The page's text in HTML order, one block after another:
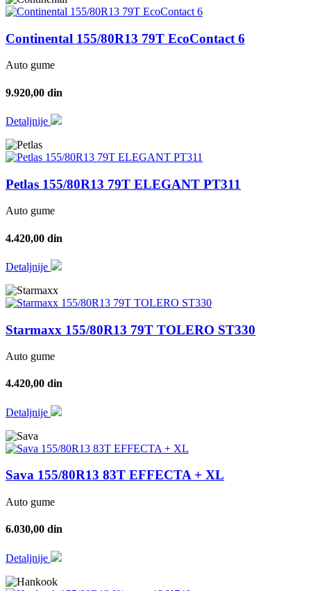
Continental 155/80R13 79T EcoContact 6
Auto gume
9.920,00 din
Detaljnije
Petlas 155/80R13 79T ELEGANT PT311
Auto gume
4.420,00 din
Detaljnije
Starmaxx 155/80R13 79T TOLERO ST330
Auto gume
4.420,00 din
Detaljnije
Sava 155/80R13 83T EFFECTA + XL
Auto gume
6.030,00 din
Detaljnije